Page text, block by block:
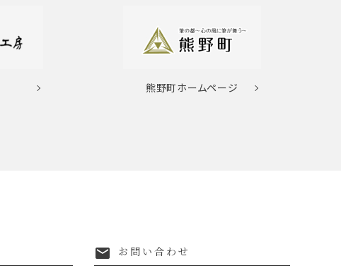
熊野町ホームページ
mail お問い合わせ